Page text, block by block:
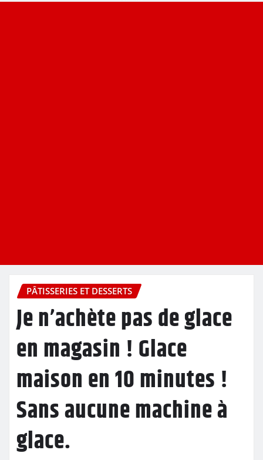
PÂTISSERIES ET DESSERTS
Je n’achète pas de glace
en magasin ! Glace
maison en 10 minutes !
Sans aucune machine à
glace.